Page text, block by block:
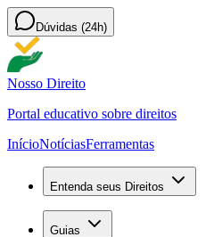
Dúvidas (24h)
Nosso Direito
Portal educativo sobre direitos
InícioNotíciasFerramentas
Entenda seus Direitos
Guias